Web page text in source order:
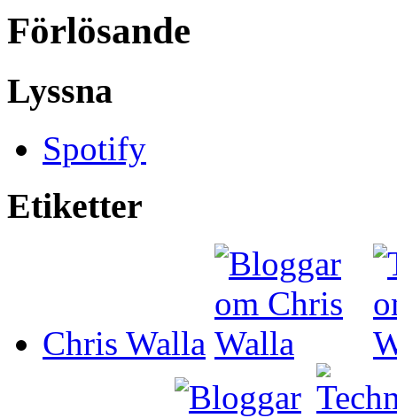
Förlösande
Lyssna
Spotify
Etiketter
Chris Walla